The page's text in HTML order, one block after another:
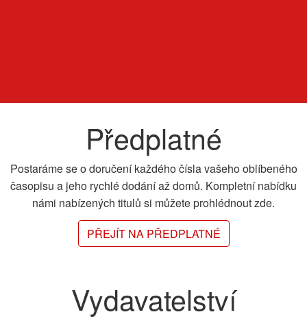
Předplatné
Postaráme se o doručení každého čísla vašeho oblíbeného
časopisu a jeho rychlé dodání až domů. Kompletní nabídku
námi nabízených titulů si můžete prohlédnout zde.
PŘEJÍT NA PŘEDPLATNÉ
Vydavatelství